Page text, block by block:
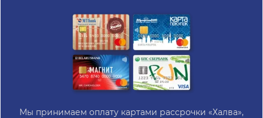
Мы принимаем оплату картами рассрочки «Халва»,